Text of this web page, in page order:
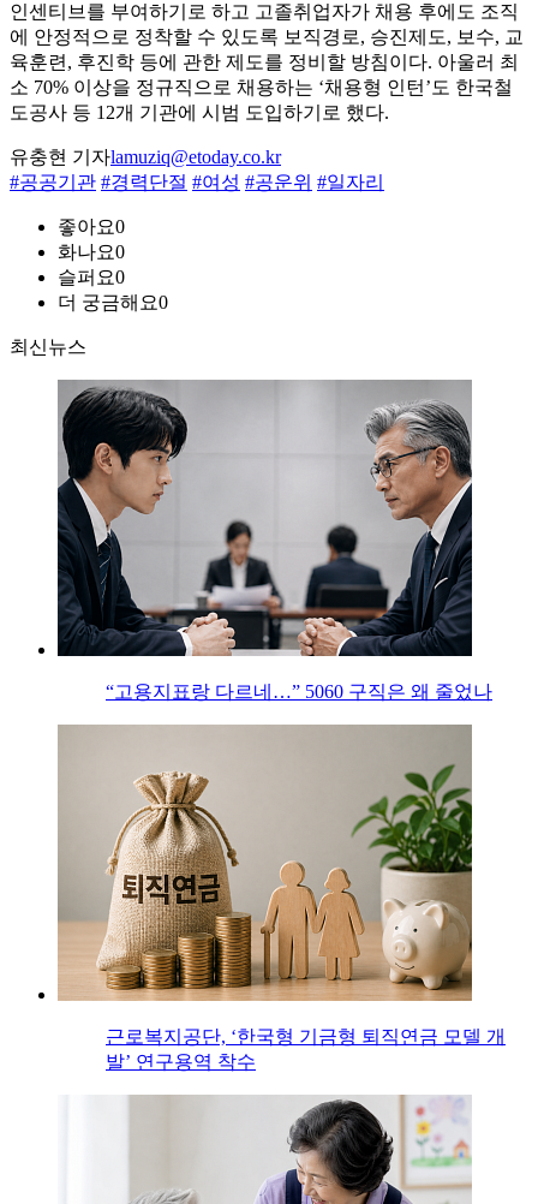
인센티브를 부여하기로 하고 고졸취업자가 채용 후에도 조직
에 안정적으로 정착할 수 있도록 보직경로, 승진제도, 보수, 교
육훈련, 후진학 등에 관한 제도를 정비할 방침이다. 아울러 최
소 70% 이상을 정규직으로 채용하는 ‘채용형 인턴’도 한국철
도공사 등 12개 기관에 시범 도입하기로 했다.
유충현 기자lamuziq@etoday.co.kr
#공공기관 #경력단절 #여성 #공운위 #일자리
좋아요0
화나요0
슬퍼요0
더 궁금해요0
최신뉴스
“고용지표랑 다르네…” 5060 구직은 왜 줄었나
근로복지공단, ‘한국형 기금형 퇴직연금 모델 개
발’ 연구용역 착수